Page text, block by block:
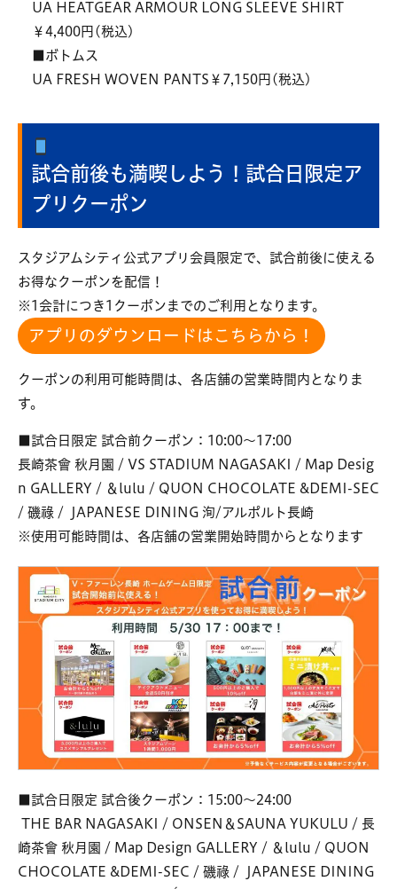
UA HEATGEAR ARMOUR LONG SLEEVE SHIRT
￥4,400円(税込)
■ボトムス
UA FRESH WOVEN PANTS￥7,150円(税込)
試合前後も満喫しよう！試合日限定ア
プリクーポン
スタジアムシティ公式アプリ会員限定で、試合前後に使える
お得なクーポンを配信！
※1会計につき1クーポンまでのご利用となります。
アプリのダウンロードはこちらから！
クーポンの利用可能時間は、各店舗の営業時間内となりま
す。
■試合日限定 試合前クーポン：10:00～17:00
長崎茶會 秋月園 / VS STADIUM NAGASAKI / Map Desig
n GALLERY / ＆lulu / QUON CHOCOLATE &DEMI-SEC
/ 磯祿 / JAPANESE DINING 洵/アルポルト長崎
※使用可能時間は、各店舗の営業開始時間からとなります
■試合日限定 試合後クーポン：15:00～24:00
THE BAR NAGASAKI / ONSEN＆SAUNA YUKULU / 長
崎茶會 秋月園 / Map Design GALLERY / ＆lulu / QUON
CHOCOLATE &DEMI-SEC / 磯祿 / JAPANESE DINING